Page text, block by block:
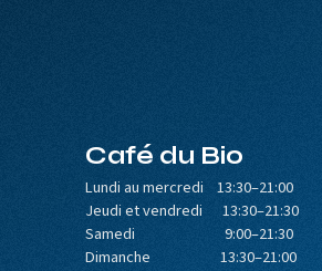
Café du Bio
Lundi au mercredi 13:30–21:00
Jeudi et vendredi 13:30–21:30
Samedi 9:00–21:30
Dimanche 13:30–21:00